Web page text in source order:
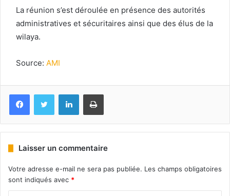
La réunion s’est déroulée en présence des autorités
administratives et sécuritaires ainsi que des élus de la
wilaya.
Source: AMI
FacebookTwitter LinkedinImprimer
Laisser un commentaire
Votre adresse e-mail ne sera pas publiée. Les champs obligatoires
sont indiqués avec *